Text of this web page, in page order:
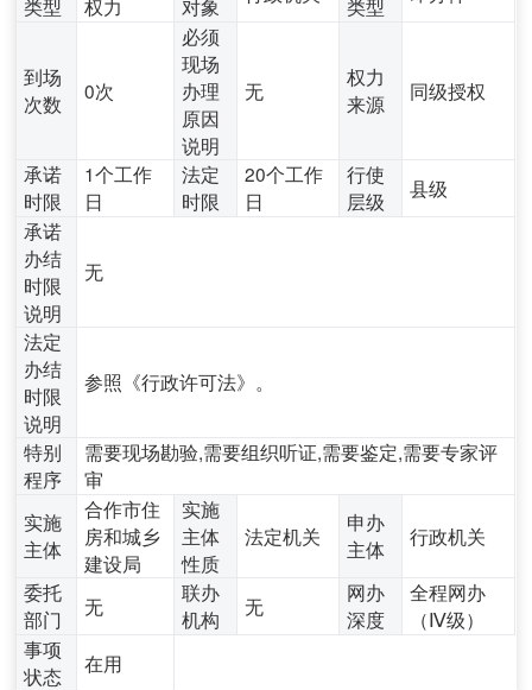
类型
权力
对象
类型
到场
次数
0次
必须
现场
办理
原因
说明
无
权力
来源
同级授权
承诺
时限
1个工作
日
法定
时限
20个工作
日
行使
层级
县级
承诺
办结
时限
说明
无
法定
办结
时限
说明
参照《行政许可法》。
特别
程序
需要现场勘验,需要组织听证,需要鉴定,需要专家评
审
实施
主体
合作市住
房和城乡
建设局
实施
主体
性质
法定机关
申办
主体
行政机关
委托
部门
无
联办
机构
无
网办
深度
全程网办
（Ⅳ级）
事项
状态
在用